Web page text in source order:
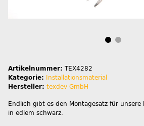
Artikelnummer: TEX4282
Kategorie:
Installationsmaterial
Hersteller: texdev GmbH
Endlich gibt es den Montagesatz für
in edlem schwarz.